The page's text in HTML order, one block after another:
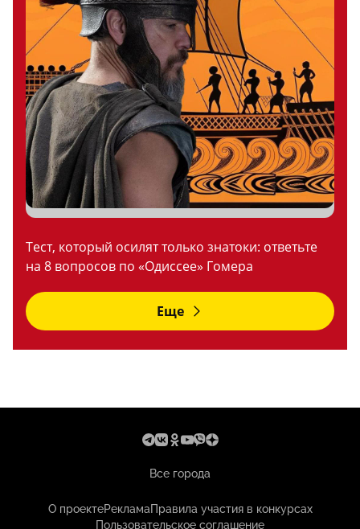
Тест, который осилят только знатоки: ответьте
на 8 вопросов по «Одиссее» Гомера
Еще
Все города
О проектеРекламаПравила участия в конкурсах
Пользовательское соглашение